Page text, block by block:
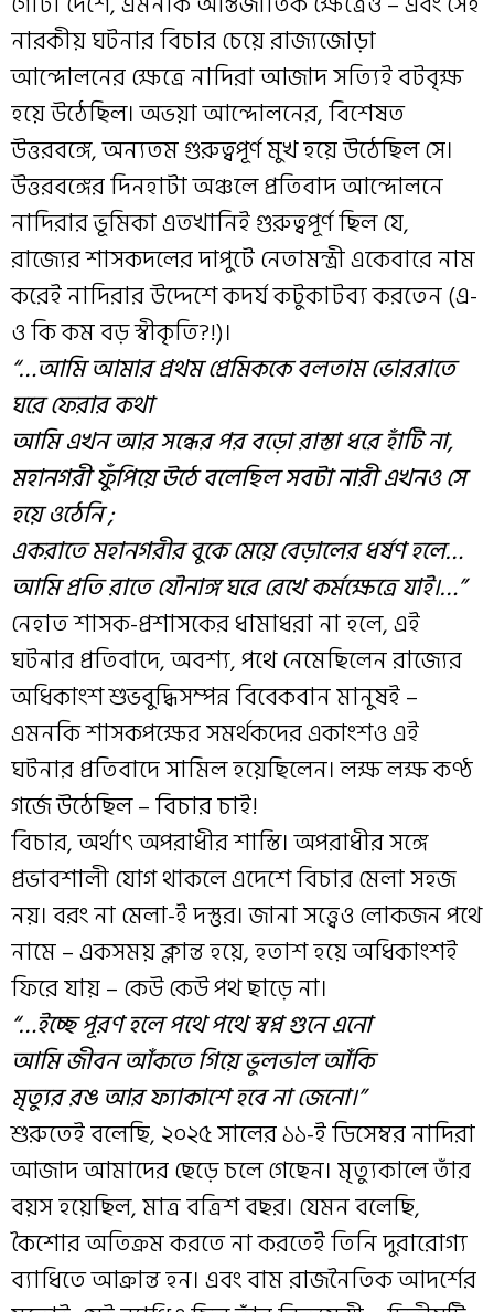
নারকীয় ঘটনার বিচার চেয়ে রাজ্যজোড়া
আন্দোলনের ক্ষেত্রে নাদিরা আজাদ সত্যিই বটবৃক্ষ
হয়ে উঠেছিল। অভয়া আন্দোলনের, বিশেষত
উত্তরবঙ্গে, অন্যতম গুরুত্বপূর্ণ মুখ হয়ে উঠেছিল সে।
উত্তরবঙ্গের দিনহাটা অঞ্চলে প্রতিবাদ আন্দোলনে
নাদিরার ভূমিকা এতখানিই গুরুত্বপূর্ণ ছিল যে,
রাজ্যের শাসকদলের দাপুটে নেতামন্ত্রী একেবারে নাম
করেই নাদিরার উদ্দেশে কদর্য কটুকাটব্য করতেন (এ-
ও কি কম বড় স্বীকৃতি?!)।
“…আমি আমার প্রথম প্রেমিককে বলতাম ভোররাতে
ঘরে ফেরার কথা
আমি এখন আর সন্ধের পর বড়ো রাস্তা ধরে হাঁটি না,
মহানগরী ফুঁপিয়ে উঠে বলেছিল সবটা নারী এখনও সে
হয়ে ওঠেনি ;
একরাতে মহানগরীর বুকে মেয়ে বেড়ালের ধর্ষণ হলে…
আমি প্রতি রাতে যৌনাঙ্গ ঘরে রেখে কর্মক্ষেত্রে যাই।…”
নেহাত শাসক-প্রশাসকের ধামাধরা না হলে, এই
ঘটনার প্রতিবাদে, অবশ্য, পথে নেমেছিলেন রাজ্যের
অধিকাংশ শুভবুদ্ধিসম্পন্ন বিবেকবান মানুষই –
এমনকি শাসকপক্ষের সমর্থকদের একাংশও এই
ঘটনার প্রতিবাদে সামিল হয়েছিলেন। লক্ষ লক্ষ কণ্ঠ
গর্জে উঠেছিল – বিচার চাই!
বিচার, অর্থাৎ অপরাধীর শাস্তি। অপরাধীর সঙ্গে
প্রভাবশালী যোগ থাকলে এদেশে বিচার মেলা সহজ
নয়। বরং না মেলা-ই দস্তুর। জানা সত্ত্বেও লোকজন পথে
নামে – একসময় ক্লান্ত হয়ে, হতাশ হয়ে অধিকাংশই
ফিরে যায় – কেউ কেউ পথ ছাড়ে না।
“…ইচ্ছে পূরণ হলে পথে পথে স্বপ্ন গুনে এনো
আমি জীবন আঁকতে গিয়ে ভুলভাল আঁকি
মৃত্যুর রঙ আর ফ্যাকাশে হবে না জেনো।”
শুরুতেই বলেছি, ২০২৫ সালের ১১-ই ডিসেম্বর নাদিরা
আজাদ আমাদের ছেড়ে চলে গেছেন। মৃত্যুকালে তাঁর
বয়স হয়েছিল, মাত্র বত্রিশ বছর। যেমন বলেছি,
কৈশোর অতিক্রম করতে না করতেই তিনি দুরারোগ্য
ব্যাধিতে আক্রান্ত হন। এবং বাম রাজনৈতিক আদর্শের